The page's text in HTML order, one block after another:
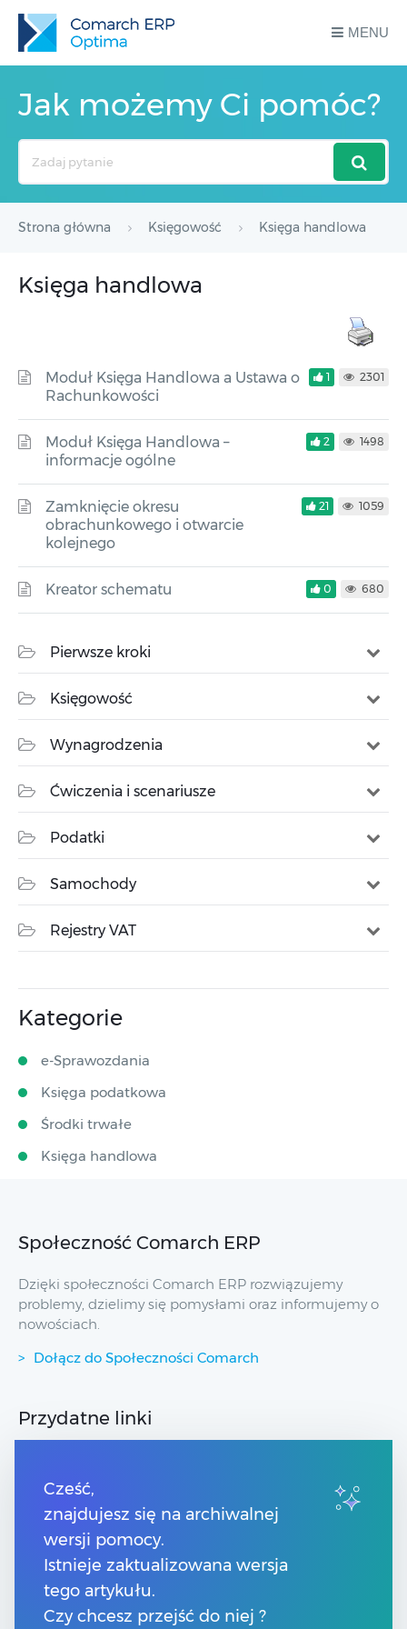
MENU
Jak możemy Ci pomóc?
Strona główna Księgowość Księga handlowa
Księga handlowa
Moduł Księga Handlowa a Ustawa o
Rachunkowości
1 2301
Moduł Księga Handlowa –
informacje ogólne
2 1498
Zamknięcie okresu
obrachunkowego i otwarcie
kolejnego
21 1059
Kreator schematu 0 680
Pierwsze kroki
Księgowość
Wynagrodzenia
Ćwiczenia i scenariusze
Podatki
Samochody
Rejestry VAT
Kategorie
e-Sprawozdania
Księga podatkowa
Środki trwałe
Księga handlowa
Społeczność Comarch ERP
Dzięki społeczności Comarch ERP rozwiązujemy
problemy, dzielimy się pomysłami oraz informujemy o
nowościach.
Dołącz do Społeczności Comarch
Przydatne linki
Strony dla Partnerów
Pomoc Comarch Betterfly
Pomoc Comarch e-Sklep
Pomoc Comarch HRM
Pomoc Optima w chmurze
Kontakt
Cześć,
znajdujesz się na archiwalnej
wersji pomocy.
Istnieje zaktualizowana wersja
tego artykułu.
Czy chcesz przejść do niej ?